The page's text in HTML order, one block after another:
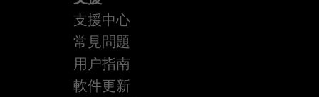
支援中心
常見問題
用户指南
軟件更新